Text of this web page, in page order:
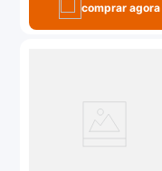
comprar agora